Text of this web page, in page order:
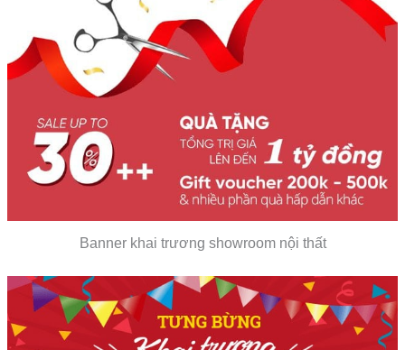
Banner khai trương showroom nội thất